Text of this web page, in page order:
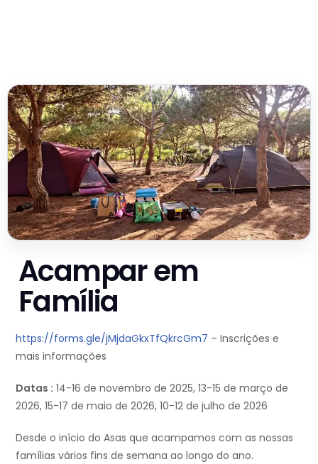
Acampar em
Família
https://forms.gle/jMjdaGkxTfQkrcGm7 – Inscrições e
mais informações
Datas : 14-16 de novembro de 2025, 13-15 de março de
2026, 15-17 de maio de 2026, 10-12 de julho de 2026
Desde o início do Asas que acampamos com as nossas
famílias vários fins de semana ao longo do ano.